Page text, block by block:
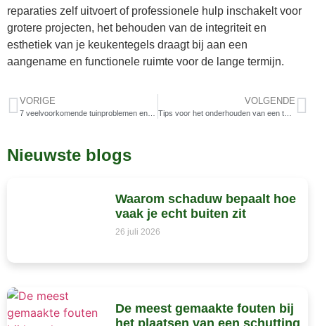
reparaties zelf uitvoert of professionele hulp inschakelt voor
grotere projecten, het behouden van de integriteit en
esthetiek van je keukentegels draagt bij aan een
aangename en functionele ruimte voor de lange termijn.
VORIGE VOLGENDE
Tips voor het onderhouden van een tuin tijdens vakanties en afwezigheid
Nieuwste blogs
Waarom schaduw bepaalt hoe
vaak je echt buiten zit
26 juli 2026
De meest gemaakte fouten bij
het plaatsen van een schutting